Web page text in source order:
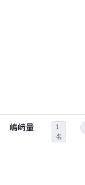
嶋﨑量
1
名